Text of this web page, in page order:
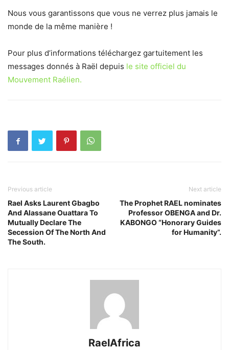
Nous vous garantissons que vous ne verrez plus jamais le
monde de la même manière !
Pour plus d’informations téléchargez gartuitement les
messages donnés à Raël depuis le site officiel du
Mouvement Raélien.
Previous article
Rael Asks Laurent Gbagbo
And Alassane Ouattara To
Mutually Declare The
Secession Of The North And
The South.
Next article
The Prophet RAEL nominates
Professor OBENGA and Dr.
KABONGO “Honorary Guides
for Humanity”.
RaelAfrica